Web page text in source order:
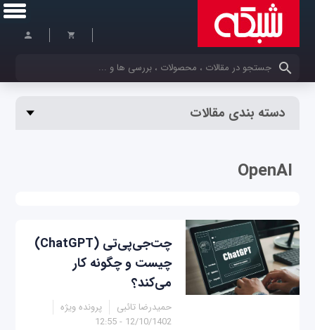
کلمات کلیدی خود را وارد کنید
دسته بندی مقالات
OpenAI
چت‌جی‌پی‌تی (ChatGPT)
چیست و چگونه کار
می‌‌کند؟
حمیدرضا تائبی
پرونده ویژه
12/10/1402 - 12:55